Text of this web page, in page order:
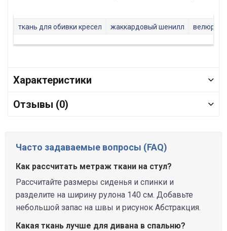
ткань для обивки кресел жаккардовый шенилл велюр
Характеристики
Отзывы (0)
Часто задаваемые вопросы (FAQ)
Как рассчитать метраж ткани на стул?
Рассчитайте размеры сиденья и спинки и
разделите на ширину рулона 140 см. Добавьте
небольшой запас на швы и рисунок Абстракция.
Какая ткань лучше для дивана в спальню?